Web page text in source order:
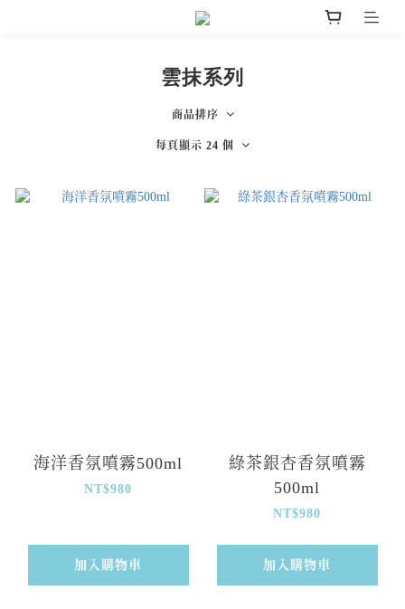
雲抹系列
商品排序
每頁顯示 24 個
海洋香氛噴霧500ml
NT$980
加入購物車
綠茶銀杏香氛噴霧
500ml
NT$980
加入購物車